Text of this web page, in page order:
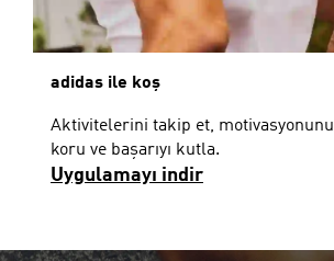
adidas ile koş
Aktivitelerini takip et, motivasyonunu
koru ve başarıyı kutla.
Uygulamayı indir